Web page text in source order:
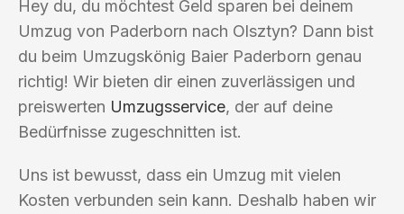
Hey du, du möchtest Geld sparen bei deinem
Umzug von Paderborn nach Olsztyn? Dann bist
du beim Umzugskönig Baier Paderborn genau
richtig! Wir bieten dir einen zuverlässigen und
preiswerten Umzugsservice, der auf deine
Bedürfnisse zugeschnitten ist.
Uns ist bewusst, dass ein Umzug mit vielen
Kosten verbunden sein kann. Deshalb haben wir